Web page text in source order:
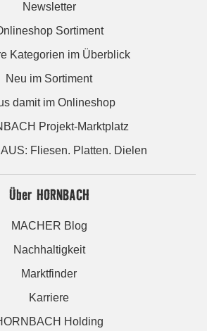
Newsletter
Sortiment
Kategorien im Überblick
Neu im Sortiment
damit im Onlineshop
Projekt-Marktplatz
Fliesen. Platten. Dielen
Über HORNBACH
MACHER Blog
Nachhaltigkeit
Marktfinder
Karriere
Holding